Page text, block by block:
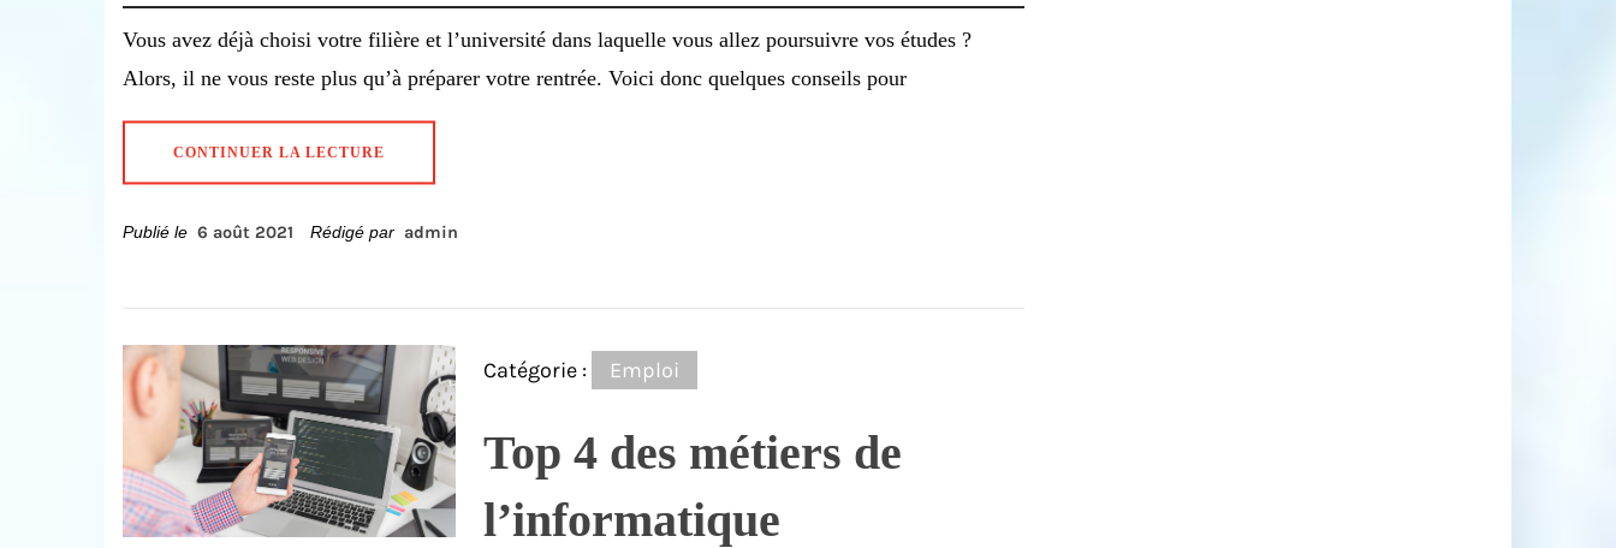
Vous avez déjà choisi votre filière et l’université dans laquelle vous allez poursuivre vos études ?
Alors, il ne vous reste plus qu’à préparer votre rentrée. Voici donc quelques conseils pour
CONTINUER LA LECTURE
Publié le 6 août 2021 Rédigé par admin
Catégorie : Emploi
Top 4 des métiers de
l’informatique